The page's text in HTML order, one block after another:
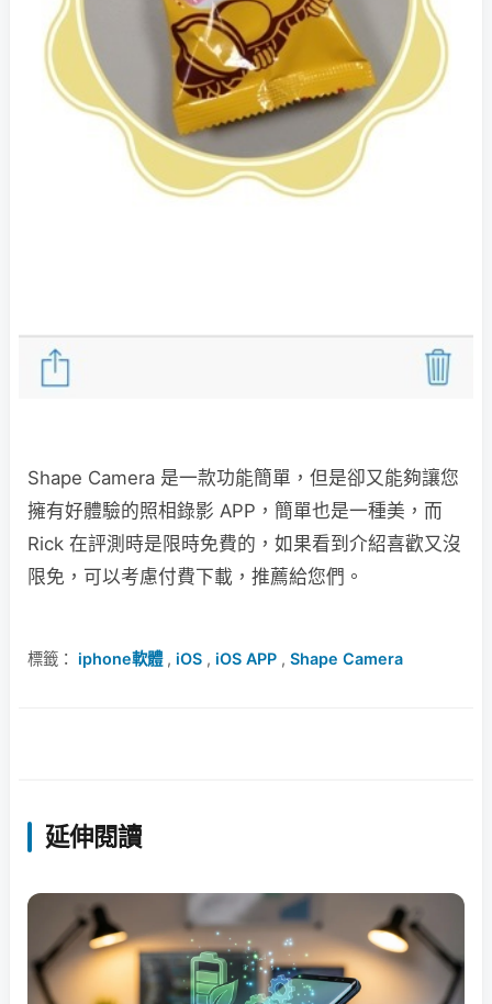
Shape Camera 是一款功能簡單，但是卻又能夠讓您
擁有好體驗的照相錄影 APP，簡單也是一種美，而
Rick 在評測時是限時免費的，如果看到介紹喜歡又沒
限免，可以考慮付費下載，推薦給您們。
標籤： iphone軟體, iOS , iOS APP , Shape Camera
延伸閱讀